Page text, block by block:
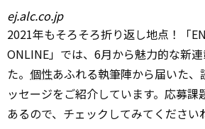
ej.alc.co.jp
2021年もそろそろ折り返し地点！「
ONLINE」では、6月から魅力的な新
た。 個性あふれる執筆陣から届いた、
ッセージをご紹介しています。応募
あるので、チェックしてみてください